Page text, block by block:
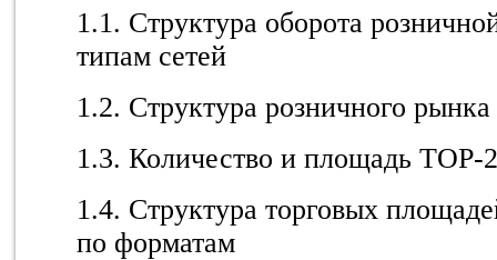
1.1. Структура оборота
типам сетей
1.2. Структура розничного
1.3. Количество и площадь TOP-
1.4. Структура торговых
по форматам